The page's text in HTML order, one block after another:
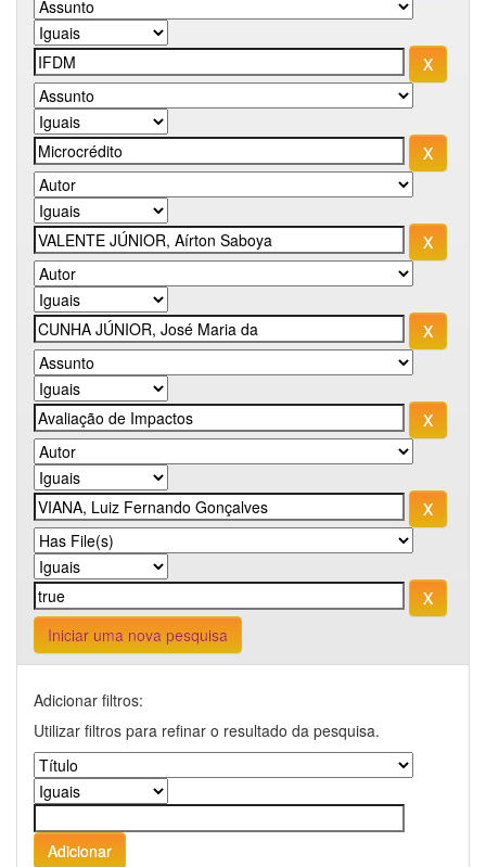
Iniciar uma nova pesquisa
Adicionar filtros:
Utilizar filtros para refinar o resultado da pesquisa.